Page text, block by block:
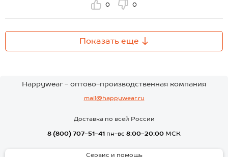
0 0
Показать еще
Happywear - оптово-производственная компания
mail@happywear.ru
Доставка по всей России
8 (800) 707-51-41 пн-вс 8:00-20:00 МСК
Сервис и помощь